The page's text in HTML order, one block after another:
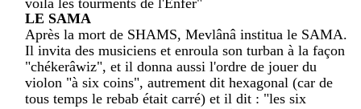
voilà les tourments de l'Enfer"
LE SAMA
Après la mort de SHAMS, Mevlânâ institua le SAMA.
Il invita des musiciens et enroula son turban à la façon
"chékerâwiz", et il donna aussi l'ordre de jouer du
violon "à six coins", autrement dit hexagonal (car de
tous temps le rebab était carré) et il dit : "les six